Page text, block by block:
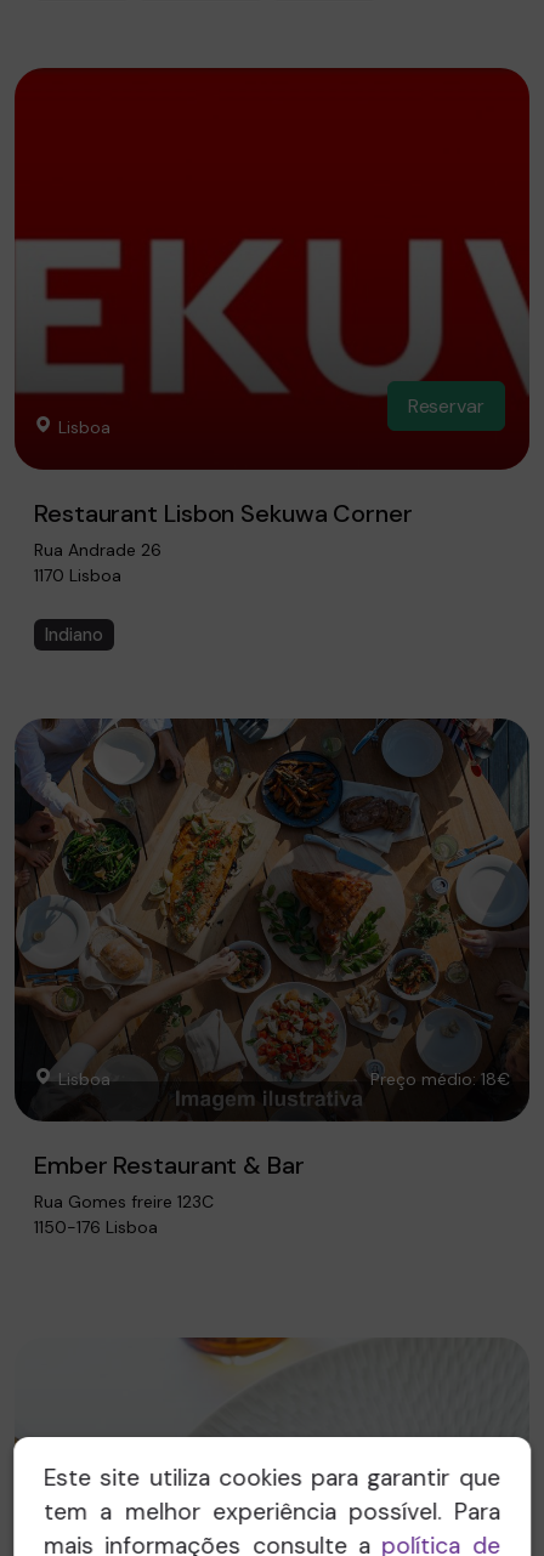
Lisboa
Reservar
Restaurant Lisbon Sekuwa Corner
Rua Andrade 26
1170 Lisboa
Indiano
Lisboa Preço médio: 18€
Ember Restaurant & Bar
Rua Gomes freire 123C
1150-176 Lisboa
Este site utiliza cookies para garantir que
tem a melhor experiência possível. Para
mais informações consulte a política de